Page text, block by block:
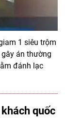
1 siêu trộm
án thường
đánh lạc
quốc